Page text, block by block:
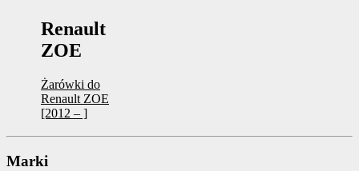
Renault
ZOE
Żarówki do
Renault ZOE
[2012 – ]
Marki